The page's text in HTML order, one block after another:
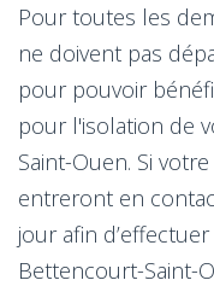
Pour toutes les
ne doivent pas
pour pouvoir
pour l'isolation de
Saint-Ouen. Si
entreront en
jour afin
Bettencourt-Saint-